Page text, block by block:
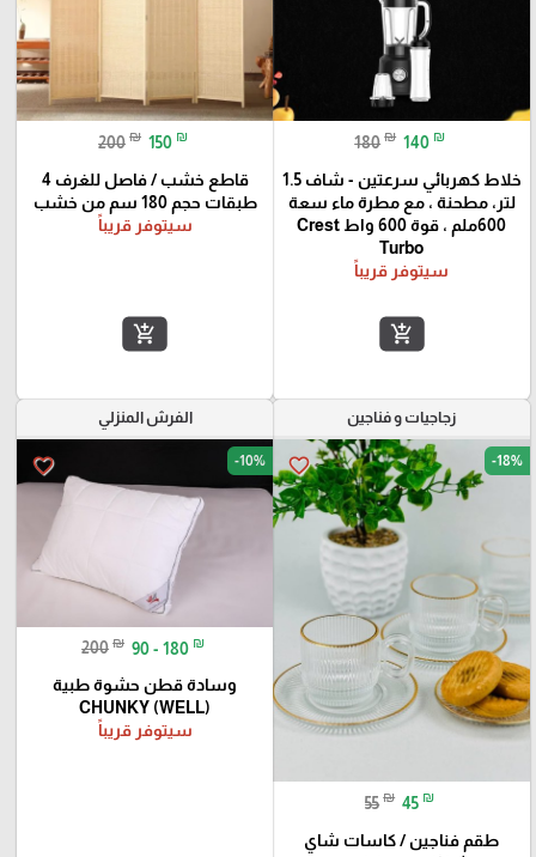
180 ₪ 140 ₪
خلاط كهربائي سرعتين - شاف 1.5
لتر، مطحنة ، مع مطرة ماء سعة
600ملم ، قوة 600 واط Crest
Turbo
سيتوفر قريباً
add_shopping_cart
200 ₪ 150 ₪
قاطع خشب / فاصل للغرف 4
طبقات حجم 180 سم من خشب
سيتوفر قريباً
add_shopping_cart
زجاجيات و فناجين
favorite_border -18%
55 ₪ 45 ₪
طقم فناجين / كاسات شاي
الفرش المنزلي
favorite_border -10%
200 ₪ 90 - 180 ₪
وسادة قطن حشوة طبية
CHUNKY (WELL)
سيتوفر قريباً